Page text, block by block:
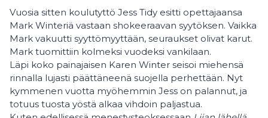
Vuosia sitten koulutyttö Jess Tidy esitti opettajaansa
Mark Winteriä vastaan shokeeraavan syytöksen. Vaikka
Mark vakuutti syyttömyyttään, seuraukset olivat karut.
Mark tuomittiin kolmeksi vuodeksi vankilaan.
Läpi koko painajaisen Karen Winter seisoi miehensä
rinnalla lujasti päättäneenä suojella perhettään. Nyt
kymmenen vuotta myöhemmin Jess on palannut, ja
totuus tuosta yöstä alkaa vihdoin paljastua.